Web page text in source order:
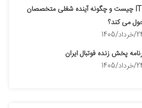
آزمون ITIL چیست و چگونه آینده شغلی متخصصان
پخش زنده فوتبال ایران